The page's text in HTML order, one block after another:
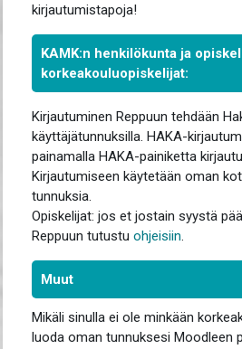
kirjautumistapoja!
KAMK:n henkilökunta ja
korkeakouluopiskelijat:
Kirjautuminen Reppuun tehdään
käyttäjätunnuksilla. HAKA-
painamalla HAKA-painiketta
Kirjautumiseen käytetään oman
tunnuksia.
Opiskelijat: jos et jostain syystä
Reppuun tutustu ohjeisiin.
Muut
Mikäli sinulla ei ole minkään
luoda oman tunnuksesi Moodleen